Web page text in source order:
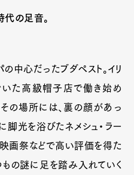
の足音。
中心だったブダペスト。イリ
いた高級帽子店で働き始め
の場所には、裏の顔があっ
脚光を浴びたネメシュ・ラー
映画祭などで高い評価を得た
の謎に足を踏み入れていく